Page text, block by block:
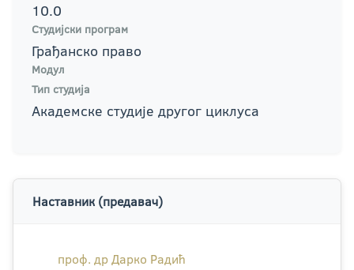
10.0
Студијски програм
Грађанско право
Модул
Тип студија
Академске студије другог циклуса
Наставник (предавач)
проф. др Дарко Радић